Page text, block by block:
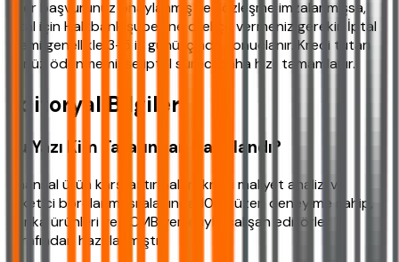
Eğer başvurunuz onaylanmış ve sözleşme imzalanmışsa,
iptal için Halkbank şubesine dilekçe vermeniz gerekir. İptal
işlemi genellikle 3-5 iş günü içinde sonuçlanır. Kredi tutarı
henüz ödenmemişse iptal süreci daha hızlı tamamlanır.
Editoryal Bilgiler
Bu Yazı Kim Tarafından Hazırlandı?
Finansal ürün karşılaştırmaları, kredi maliyet analizi ve
tüketici borçlanması alanında 10 yıl üzeri deneyime sahip,
banka ürünleri ve TCMB verileriyle çalışan editörler
tarafından hazırlanmıştır.